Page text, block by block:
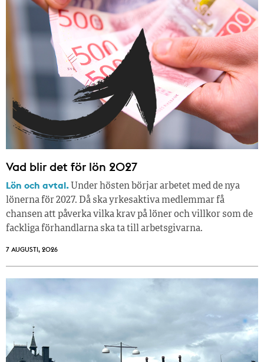
Vad blir det för lön 2027
Lön och avtal. Under hösten börjar arbetet med de nya
lönerna för 2027. Då ska yrkesaktiva medlemmar få
chansen att påverka vilka krav på löner och villkor som de
fackliga förhandlarna ska ta till arbetsgivarna.
7 AUGUSTI, 2026